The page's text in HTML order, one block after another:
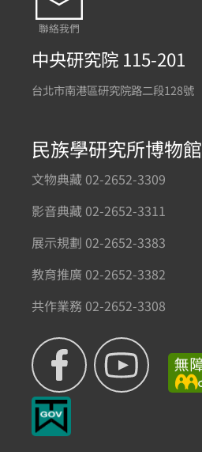
聯絡我們
中央研究院 115-201
台北市南港區研究院路二段128號
民族學研究所博物館
文物典藏 02-2652-3309
影音典藏 02-2652-3311
展示規劃 02-2652-3383
教育推廣 02-2652-3382
共作業務 02-2652-3308